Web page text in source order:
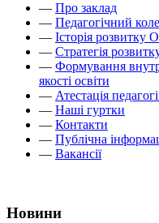
— Про заклад
— Педагогічний
— Історія
— Стратегія
— Формування
якості освіти
— Атестація
— Наші гуртки
— Контакти
— Публічна
— Вакансії
Новини